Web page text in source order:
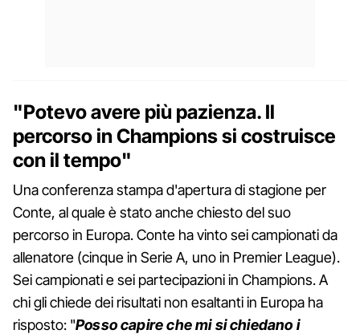
"Potevo avere più pazienza. Il
percorso in Champions si costruisce
con il tempo"
Una conferenza stampa d'apertura di stagione per
Conte, al quale è stato anche chiesto del suo
percorso in Europa. Conte ha vinto sei campionati da
allenatore (cinque in Serie A, uno in Premier League).
Sei campionati e sei partecipazioni in Champions. A
chi gli chiede dei risultati non esaltanti in Europa ha
risposto: "Posso capire che mi si chiedano i